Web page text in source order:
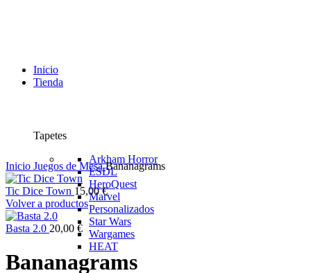
Inicio
Tienda
Tapetes
Arkham Horror
ESDL
HeroQuest
Marvel
Personalizados
Star Wars
Wargames
HEAT
Inicio Juegos de MesaBananagrams
Tic Dice Town 15,00€
Volver a productos
Basta 2.0 20,00 €
Bananagrams